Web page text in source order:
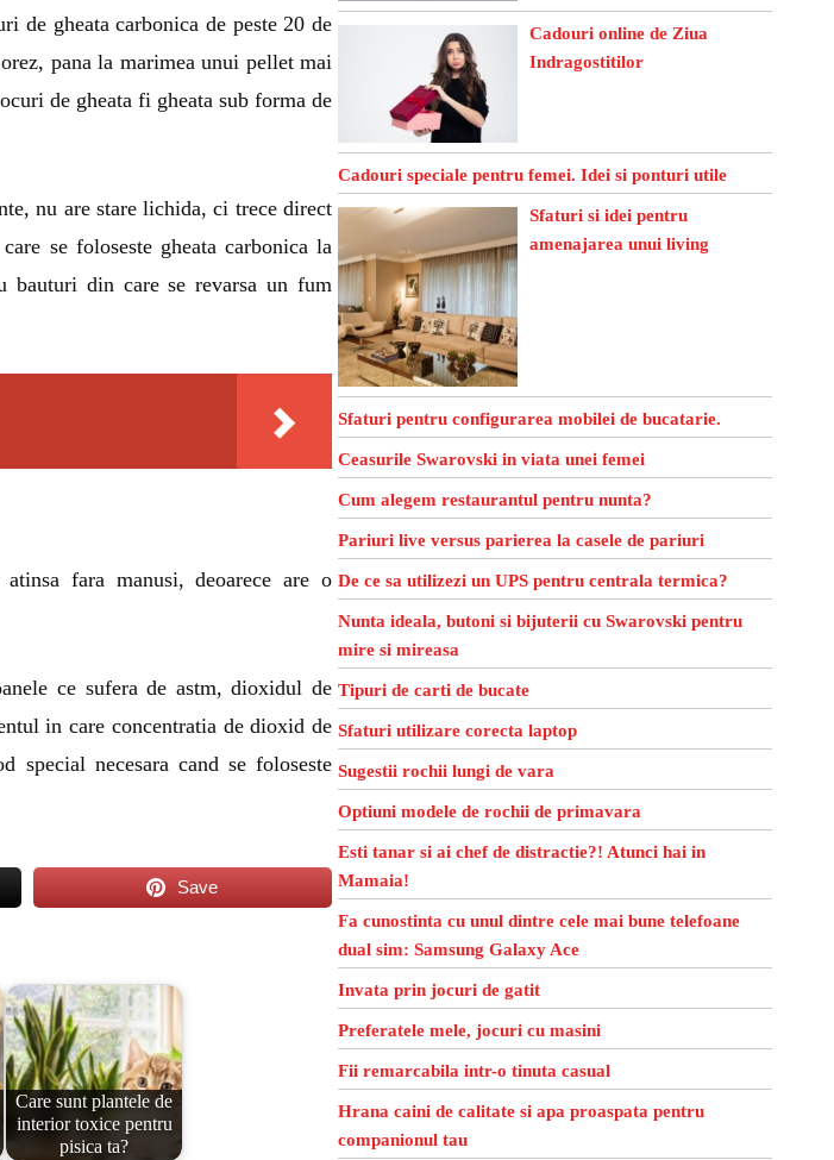
de gheata carbonica de peste 20 de
pana la marimea unui pellet mai
de gheata fi gheata sub forma de
nu are stare lichida, ci trece direct
se foloseste gheata carbonica la
din care se revarsa un fum
fara manusi, deoarece are o
ce sufera de astm, dioxidul de
in care concentratia de dioxid de
special necesara cand se foloseste
Save
Care sunt plantele de
interior toxice pentru
pisica ta?
Cadouri online de Ziua
Indragostitilor
Cadouri speciale pentru femei. Idei si ponturi utile
Sfaturi si idei pentru
amenajarea unui living
Sfaturi pentru configurarea mobilei de bucatarie.
Ceasurile Swarovski in viata unei femei
Cum alegem restaurantul pentru nunta?
Pariuri live versus parierea la casele de pariuri
De ce sa utilizezi un UPS pentru centrala termica?
Nunta ideala, butoni si bijuterii cu Swarovski pentru
mire si mireasa
Tipuri de carti de bucate
Sfaturi utilizare corecta laptop
Sugestii rochii lungi de vara
Optiuni modele de rochii de primavara
Esti tanar si ai chef de distractie?! Atunci hai in
Mamaia!
Fa cunostinta cu unul dintre cele mai bune telefoane
dual sim: Samsung Galaxy Ace
Invata prin jocuri de gatit
Preferatele mele, jocuri cu masini
Fii remarcabila intr-o tinuta casual
Hrana caini de calitate si apa proaspata pentru
companionul tau